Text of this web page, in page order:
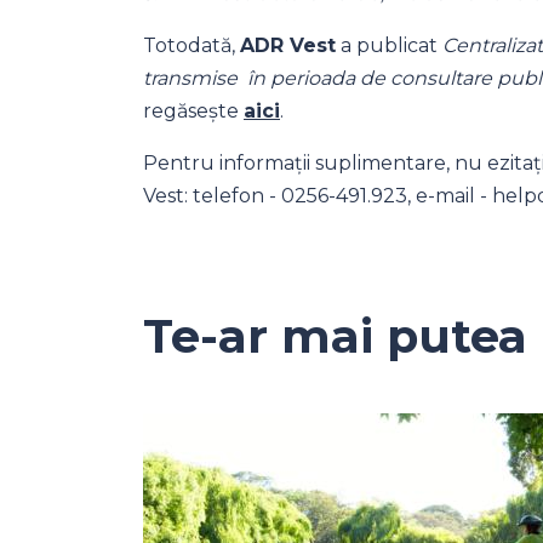
Totodată, ADR Vest a publicat
transmise în perioada de consultare
regăsește aici.
Pentru informații suplimentare, nu
Vest: telefon - 0256-491.923, e-mail -
Te-ar mai